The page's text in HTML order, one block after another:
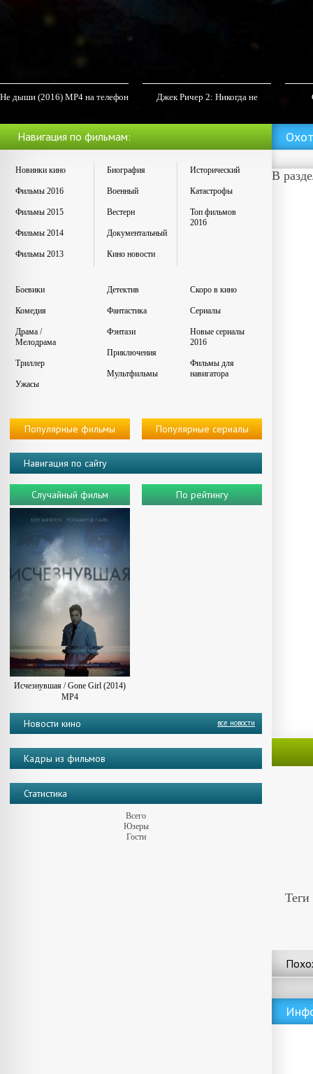
Не дыши (2016) MP4 на телефон Джек Ричер 2: Никогда не
возвращайся (2016) MP4
Навигация по фильмам:
Новинки кино
Фильмы 2016
Фильмы 2015
Фильмы 2014
Фильмы 2013
Биография
Военный
Вестерн
Документальный
Кино новости
Исторический
Катастрофы
Топ фильмов
2016
Боевики
Комедия
Драма /
Мелодрама
Триллер
Ужасы
Детектив
Фантастика
Фэнтази
Приключения
Мультфильмы
Скоро в кино
Сериалы
Новые сериалы
2016
Фильмы для
навигатора
Популярные фильмы Популярные сериалы
Навигация по сайту
Случайный фильм
Исчезнувшая / Gone Girl (2014)
MP4
По рейтингу
Новости кино все новости
Кадры из фильмов
Статистика
Всего
Юзеры
Гости
В